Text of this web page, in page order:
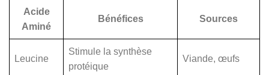
Acide
Aminé
Bénéfices Sources
Leucine
Stimule la synthèse
protéique
Viande, œufs